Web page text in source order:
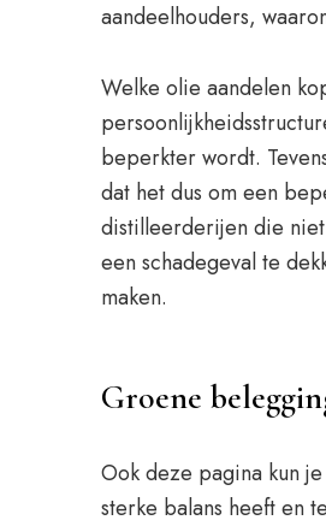
aandeelhouders,
Welke olie aandelen
beperkter wordt.
dat het dus om een
distilleerderijen die
een schadegeval te
maken.
Groene
Ook deze pagina kun
sterke balans heeft en